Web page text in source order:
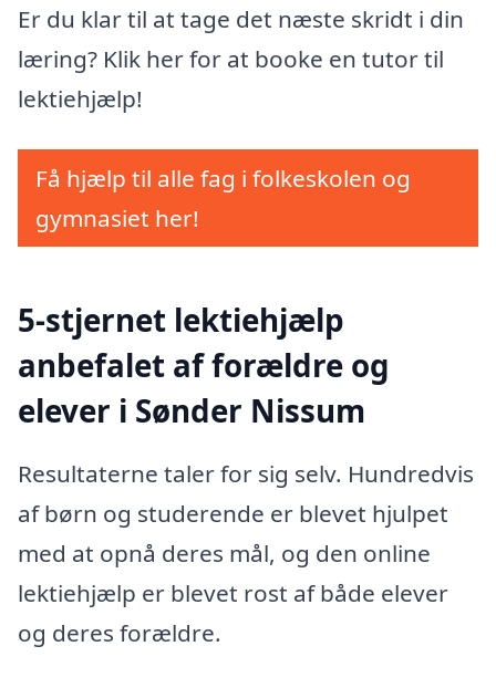
Er du klar til at tage det næste skridt i din
læring? Klik her for at booke en tutor til
lektiehjælp!
Få hjælp til alle fag i folkeskolen og
gymnasiet her!
5-stjernet lektiehjælp
anbefalet af forældre og
elever i Sønder Nissum
Resultaterne taler for sig selv. Hundredvis
af børn og studerende er blevet hjulpet
med at opnå deres mål, og den online
lektiehjælp er blevet rost af både elever
og deres forældre.